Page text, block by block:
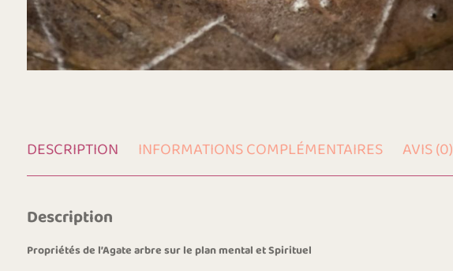
DESCRIPTION INFORMATIONS COMPLÉMENTAIRES AVIS (0)
Description
Propriétés de l’Agate arbre sur le plan mental et Spirituel